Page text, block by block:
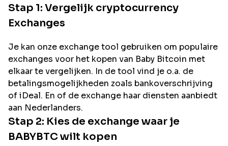
Stap 1: Vergelijk cryptocurrency
Exchanges
Je kan onze exchange tool gebruiken om populaire
exchanges voor het kopen van Baby Bitcoin met
elkaar te vergelijken. In de tool vind je o.a. de
betalingsmogelijkheden zoals bankoverschrijving
of iDeal. En of de exchange haar diensten aanbiedt
aan Nederlanders.
Stap 2: Kies de exchange waar je
BABYBTCwilt kopen